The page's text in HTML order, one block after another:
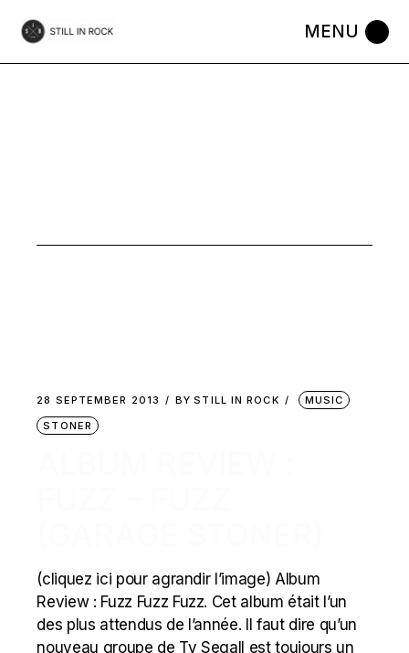
the
28 SEPTEMBER 2013 BY STILL IN ROCK
MUSIC
STONER
(cliquez ici pour agrandir l’image) Album
Review : Fuzz Fuzz Fuzz. Cet album était l’un
des plus attendus de l’année. Il faut dire qu’un
nouveau groupe de Ty Segall est toujours un